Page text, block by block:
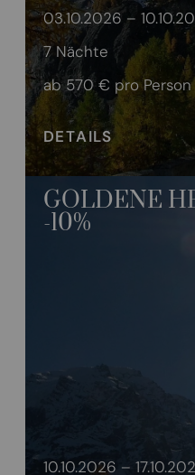
03.10.2026 –
7 Nächte
ab 570 € pro Person
DETAILS
GOLDENE
-10%
10.10.2026 –